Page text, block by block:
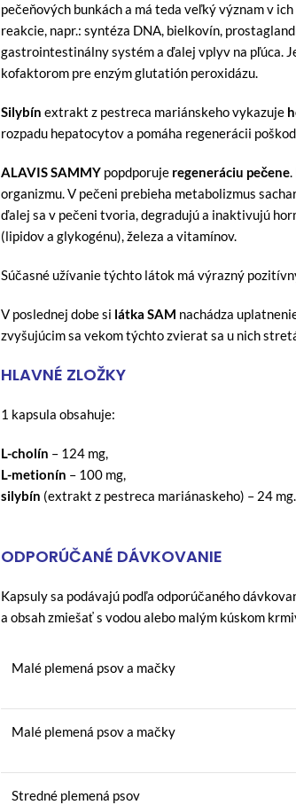
pečeňových bunkách a má teda veľký význam v
reakcie, napr.: syntéza DNA, bielkovín,
gastrointestinálny systém a ďalej vplyv na pľúca.
kofaktorom pre enzým glutatión peroxidázu.
Silybín extrakt z pestreca mariánskeho vykazuje
rozpadu hepatocytov a pomáha regenerácii
ALAVIS SAMMY popdporuje regeneráciu pečene.
organizmu. V pečeni prebieha metabolizmus
ďalej sa v pečeni tvoria, degradujú a inaktivujú
(lipidov a glykogénu), železa a vitamínov.
Súčasné užívanie týchto látok má výrazný
V poslednej dobe si látka SAM nachádza
zvyšujúcim sa vekom týchto zvierat sa u nich
HLAVNÉ ZLOŽKY
1 kapsula obsahuje:
L-cholín – 124 mg,
L-metionín – 100 mg,
silybín (extrakt z pestreca mariánaskeho) – 24 mg.
ODPORÚČANÉ DÁVKOVANIE
Kapsuly sa podávajú podľa odporúčaného
a obsah zmiešať s vodou alebo malým kúskom
Malé plemená psov a mačky
Malé plemená psov a mačky
Stredné plemená psov